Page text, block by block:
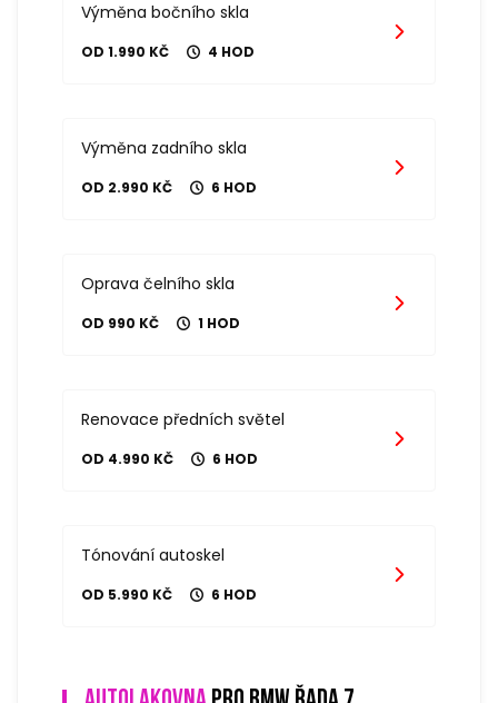
Výměna bočního skla
OD 1.990 KČ 4 HOD
Výměna zadního skla
OD 2.990 KČ 6 HOD
Oprava čelního skla
OD 990 KČ 1 HOD
Renovace předních světel
OD 4.990 KČ 6 HOD
Tónování autoskel
OD 5.990 KČ 6 HOD